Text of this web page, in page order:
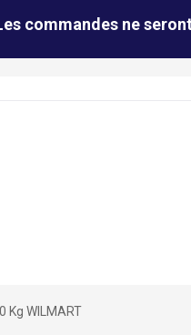
commandes ne
Kg WILMART